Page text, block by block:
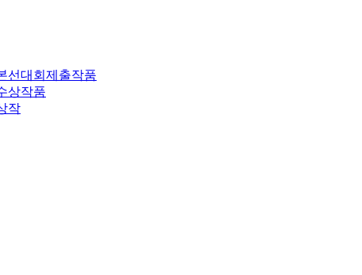
선대회제출작품
상작품
작